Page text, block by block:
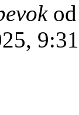
9:31